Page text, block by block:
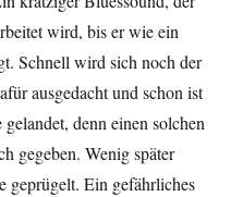
wird, bis er wie ein
Schnell wird sich noch der
ausgedacht und schon ist
denn einen solchen
gegeben. Wenig später
geprügelt. Ein gefährliches